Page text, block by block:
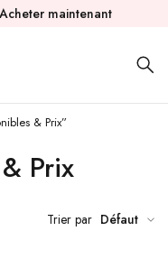
Acheter maintenant
Prix
& Prix”
Trier par Défaut